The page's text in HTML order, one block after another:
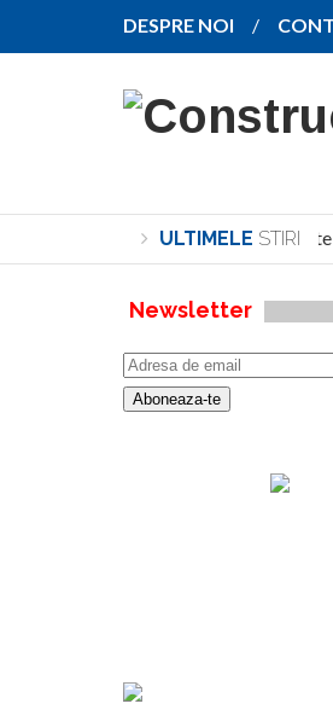
DESPRE NOI
ULTIMELE STIRI
SANY pregătește
Newsletter